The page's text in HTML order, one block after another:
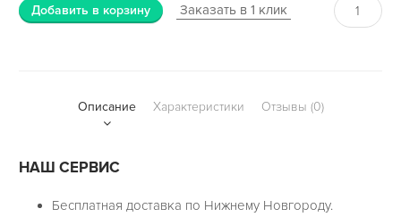
Добавить в корзину Заказать в 1 клик
Описание Характеристики Отзывы (0)
НАШ СЕРВИС
Бесплатная доставка по Нижнему Новгороду.